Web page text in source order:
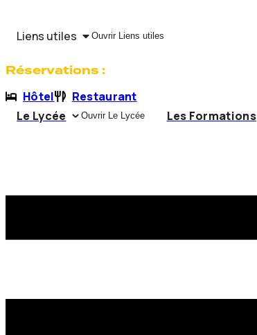
contenu
Liens utiles Ouvrir Liens utiles
Réservations :
Hôtel
Restaurant
Le Lycée
Ouvrir Le Lycée Les Formations